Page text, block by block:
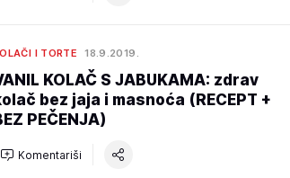
I TORTE 18.9.2019.
KOLAČ S JABUKAMA: zdrav
bez jaja i masnoća (RECEPT +
PEČENJA)
Komentariši